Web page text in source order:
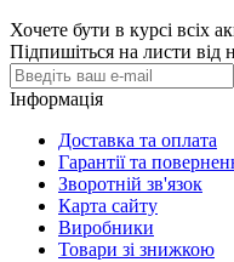
Хочете бути в курсі всіх
Підпишіться на листи від
Інформація
Доставка та оплата
Гарантії та
Зворотній зв'язок
Карта сайту
Виробники
Товари зі знижкою